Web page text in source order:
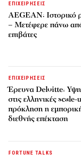
ΕΠΙΧΕΙΡΗΣΕΙΣ
AEGEAN: Ιστορικό
– Μετέφερε πάνω
επιβάτες
ΕΠΙΧΕΙΡΗΣΕΙΣ
Έρευνα Deloitte:
στις ελληνικές
πρόκληση η
διεθνής επέκταση
FORTUNE TALKS